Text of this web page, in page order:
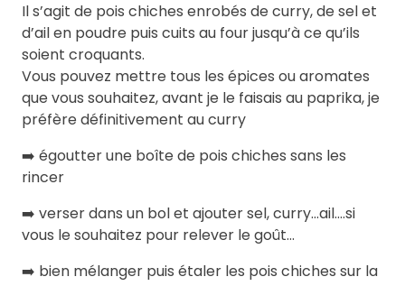
Il s’agit de pois chiches enrobés de curry, de sel et
d’ail en poudre puis cuits au four jusqu’à ce qu’ils
soient croquants.
Vous pouvez mettre tous les épices ou aromates
que vous souhaitez, avant je le faisais au paprika, je
préfère définitivement au curry
➡️ égoutter une boîte de pois chiches sans les
rincer
➡️ verser dans un bol et ajouter sel, curry...ail....si
vous le souhaitez pour relever le goût...
➡️ bien mélanger puis étaler les pois chiches sur la